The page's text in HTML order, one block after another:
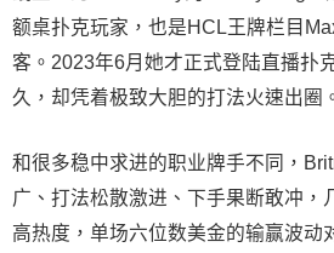
额桌扑克玩家，也是HCL王牌栏目
客。2023年6月她才正式登陆直播扑
久，却凭着极致大胆的打法火速出圈
和很多稳中求进的职业牌手不同，
广、打法松散激进、下手果断敢冲，
高热度，单场六位数美金的输赢波动